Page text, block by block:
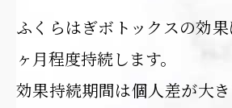
ふくらはぎボトックスの効
ヶ月程度持続します。
効果持続期間は個人差が大